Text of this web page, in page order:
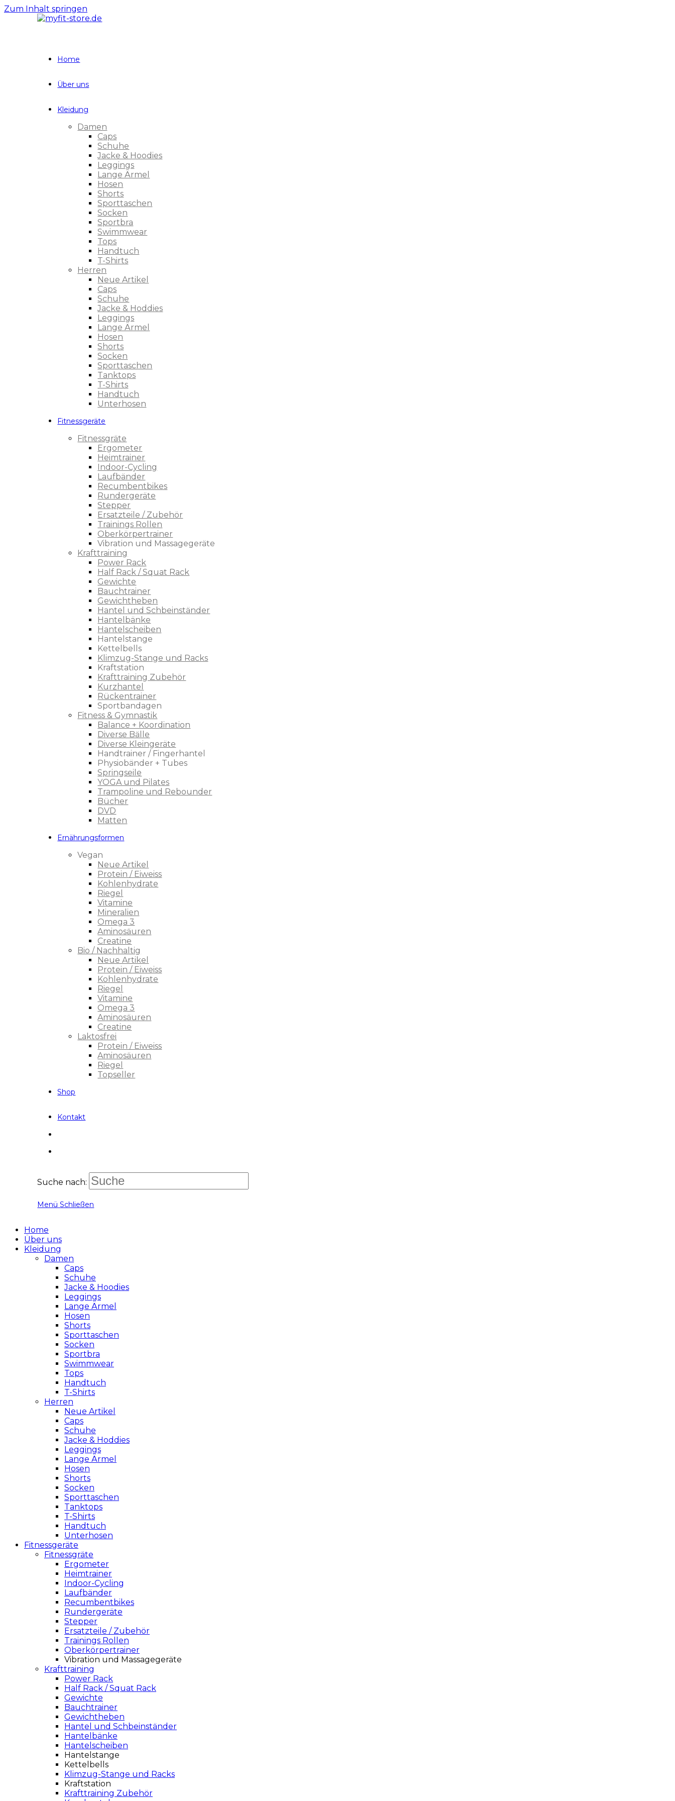
Zum Inhalt springen
Home
Über uns
Kleidung
Damen
Caps
Schuhe
Jacke & Hoodies
Leggings
Lange Ärmel
Hosen
Shorts
Sporttaschen
Socken
Sportbra
Swimmwear
Tops
Handtuch
T-Shirts
Herren
Neue Artikel
Caps
Schuhe
Jacke & Hoddies
Leggings
Lange Ärmel
Hosen
Shorts
Socken
Sporttaschen
Tanktops
T-Shirts
Handtuch
Unterhosen
Fitnessgeräte
Fitnessgräte
Ergometer
Heimtrainer
Indoor-Cycling
Laufbänder
Recumbentbikes
Rundergeräte
Stepper
Ersatzteile / Zubehör
Trainings Rollen
Oberkörpertrainer
Vibration und Massagegeräte
Krafttraining
Power Rack
Half Rack / Squat Rack
Gewichte
Bauchtrainer
Gewichtheben
Hantel und Schbeinständer
Hantelbänke
Hantelscheiben
Hantelstange
Kettelbells
Klimzug-Stange und Racks
Kraftstation
Krafttraining Zubehör
Kurzhantel
Rückentrainer
Sportbandagen
Fitness & Gymnastik
Balance + Koordination
Diverse Bälle
Diverse Kleingeräte
Handtrainer / Fingerhantel
Physiobänder + Tubes
Springseile
YOGA und Pilates
Trampoline und Rebounder
Bücher
DVD
Matten
Ernährungsformen
Vegan
Neue Artikel
Protein / Eiweiss
Kohlenhydrate
Riegel
Vitamine
Mineralien
Omega 3
Aminosäuren
Creatine
Bio / Nachhaltig
Neue Artikel
Protein / Eiweiss
Kohlenhydrate
Riegel
Vitamine
Omega 3
Aminosäuren
Creatine
Laktosfrei
Protein / Eiweiss
Aminosäuren
Riegel
Topseller
Shop
Kontakt
Suche nach:
Menü Schließen
Home
Über uns
Kleidung
Damen
Caps
Schuhe
Jacke & Hoodies
Leggings
Lange Ärmel
Hosen
Shorts
Sporttaschen
Socken
Sportbra
Swimmwear
Tops
Handtuch
T-Shirts
Herren
Neue Artikel
Caps
Schuhe
Jacke & Hoddies
Leggings
Lange Ärmel
Hosen
Shorts
Socken
Sporttaschen
Tanktops
T-Shirts
Handtuch
Unterhosen
Fitnessgeräte
Fitnessgräte
Ergometer
Heimtrainer
Indoor-Cycling
Laufbänder
Recumbentbikes
Rundergeräte
Stepper
Ersatzteile / Zubehör
Trainings Rollen
Oberkörpertrainer
Vibration und Massagegeräte
Krafttraining
Power Rack
Half Rack / Squat Rack
Gewichte
Bauchtrainer
Gewichtheben
Hantel und Schbeinständer
Hantelbänke
Hantelscheiben
Hantelstange
Kettelbells
Klimzug-Stange und Racks
Kraftstation
Krafttraining Zubehör